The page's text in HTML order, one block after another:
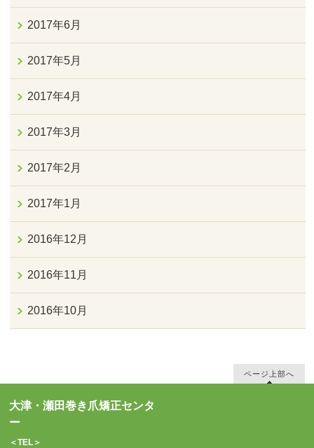
2017年6月
2017年5月
2017年4月
2017年3月
2017年2月
2017年1月
2016年12月
2016年11月
2016年10月
ページ上部へ
大津・瀬田巻き爪矯正センタ
ー
＜TEL＞